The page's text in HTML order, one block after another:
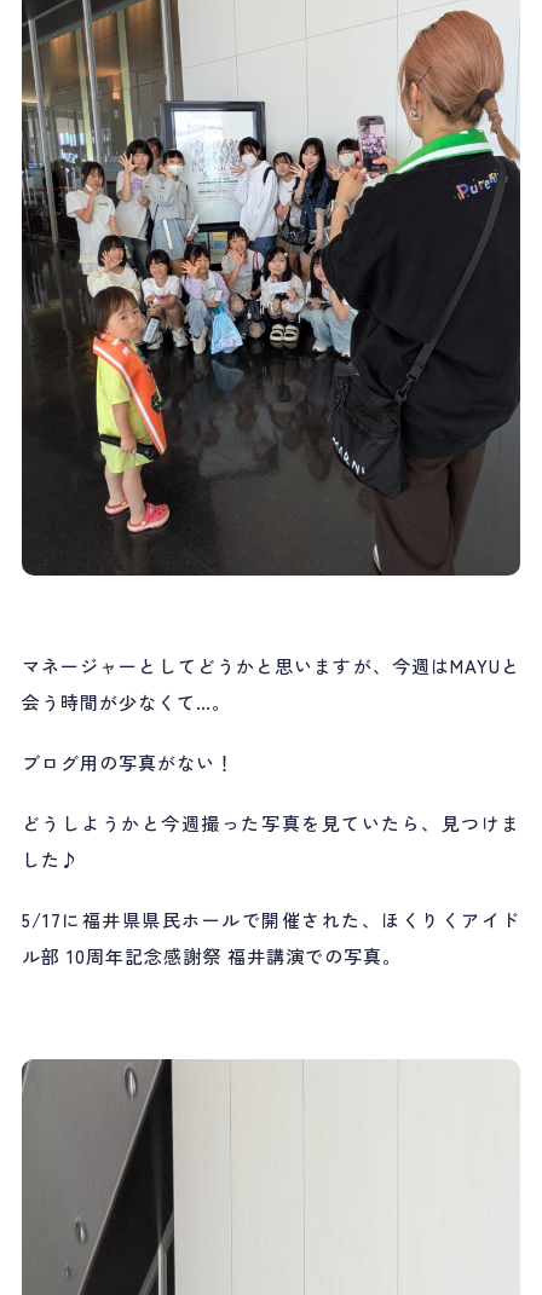
マネージャーとしてどうかと思いますが、今週はMAYUと
会う時間が少なくて…。
ブログ用の写真がない！
どうしようかと今週撮った写真を見ていたら、見つけま
した♪
5/17に福井県県民ホールで開催された、ほくりくアイド
ル部 10周年記念感謝祭 福井講演での写真。